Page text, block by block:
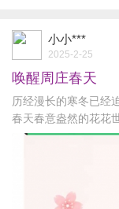
小小***
2025-2-25
唤醒周庄春天
历经漫长的寒冬已经
春天春意盎然的花花